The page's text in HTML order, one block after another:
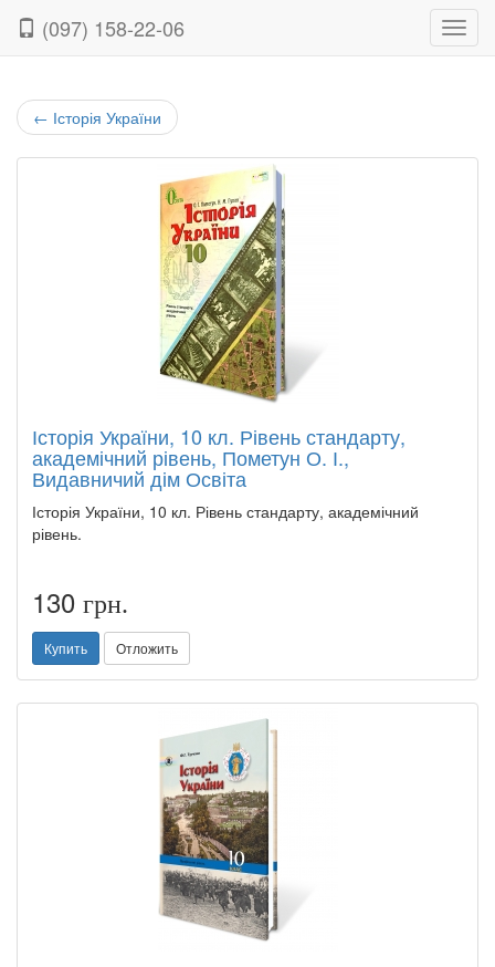
(097) 158-22-06
← Історія України
Історія України, 10 кл. Рівень стандарту,
академічний рівень, Пометун О. І.,
Видавничий дім Освіта
Історія України, 10 кл. Рівень стандарту, академічний
рівень.
130 грн.
Купить Отложить